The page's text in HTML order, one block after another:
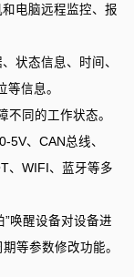
电脑远程监控、报
状态信息、时间、
信息。
同的工作状态。
、CAN总线、
、WIFI、蓝牙等多
唤醒设备对设备进
等参数修改功能。